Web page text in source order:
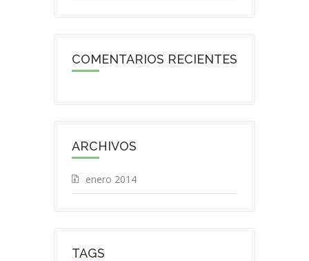
COMENTARIOS RECIENTES
ARCHIVOS
enero 2014
TAGS